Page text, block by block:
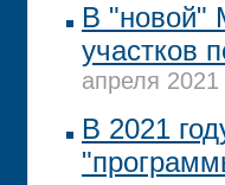
В "новой"
участков
апреля
В 2021